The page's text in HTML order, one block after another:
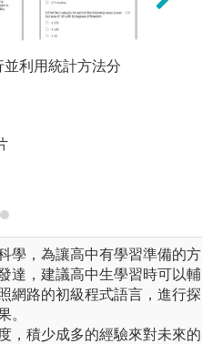
法讓學生
發，經過
需求的解
利用統計方法分
學，為讓高中有學習準備的方
達，建議高中生學習時可以輔
網路的初級程式語言，進行探
。
，積少成多的經驗來對未來的